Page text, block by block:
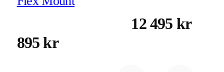
895 kr
12 495 kr